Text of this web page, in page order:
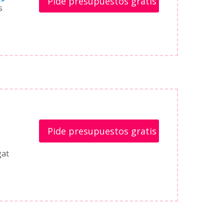
Pide presupuestos gratis